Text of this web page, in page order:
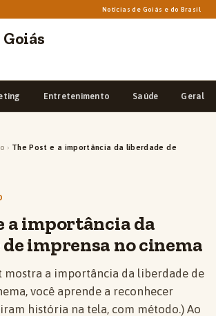
Notícias de Goiás e do Brasil
Entretenimento Saúde Geral
› The Post e a importância da liberdade de
a importância da
imprensa no cinema
mostra a importância da liberdade de
você aprende a reconhecer
história na tela, com método.) Ao